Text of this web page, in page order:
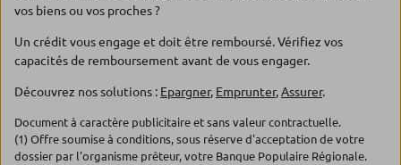
vos biens ou vos proches ?
Un crédit vous engage et doit être remboursé. Vérifiez vos
capacités de remboursement avant de vous engager.
Découvrez nos solutions : Epargner, Emprunter,Assurer.
Document à caractère publicitaire et sans valeur contractuelle.
(1) Offre soumise à conditions, sous réserve d'acceptation de votre
dossier par l'organisme prêteur, votre Banque Populaire Régionale.